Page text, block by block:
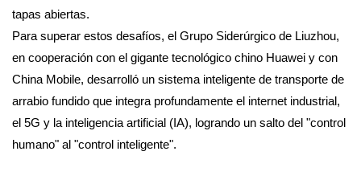
tapas abiertas.
Para superar estos desafíos, el Grupo Siderúrgico de Liuzhou,
en cooperación con el gigante tecnológico chino Huawei y con
China Mobile, desarrolló un sistema inteligente de transporte de
arrabio fundido que integra profundamente el internet industrial,
el 5G y la inteligencia artificial (IA), logrando un salto del "control
humano" al "control inteligente".